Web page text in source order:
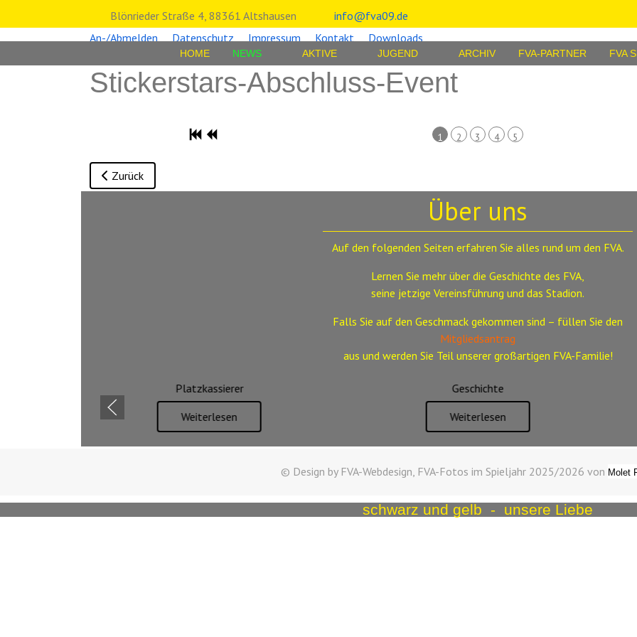
Blönrieder Straße 4, 88361 Altshausen
info@fva09.de
An-/Abmelden
Datenschutz Impressum Kontakt Downloads
HOME NEWS AKTIVE JUGEND ARCHIV FVA-PARTNER FVA
Stickerstars-Abschluss-Event
1 2 3 4 5
Vorheriger Beitrag: Nachruf Walter Wenzel
Zurück
Über uns
Auf den folgenden Seiten erfahren Sie alles rund um den FVA.
Lernen Sie mehr über die Geschichte des FVA,
seine jetzige Vereinsführung und das Stadion.
Falls Sie auf den Geschmack gekommen sind – füllen Sie den
Mitgliedsantrag
aus und werden Sie Teil unserer großartigen FVA-Familie!
Platzkassierer
Weiterlesen
Geschichte
Weiterlesen
© Design by FVA-Webdesign, FVA-Fotos im Spieljahr 2025/2026 von Molet
schwarz und gelb - unsere Liebe